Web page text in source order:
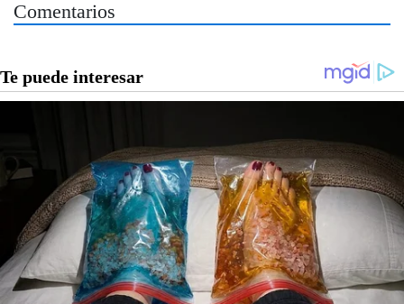
Comentarios